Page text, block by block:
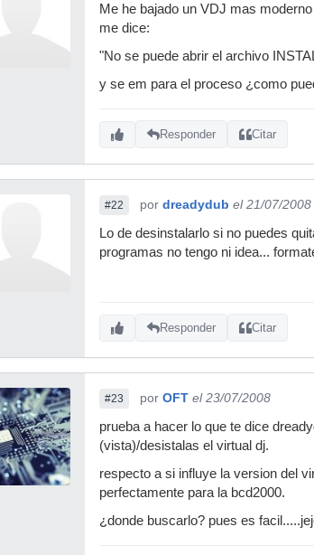
Me he bajado un VDJ mas
me dice:
"No se puede abrir el archivo
y se em para el proceso ¿como
Responder Citar
#22 por dreadydub el 21/07/2008
Lo de desinstalarlo si no puedes
programas no tengo ni idea...
Responder Citar
#23 por OFT el 23/07/2008
prueba a hacer lo que te dice
(vista)/desistalas el virtual dj.
respecto a si influye la version del
perfectamente para la bcd2000.
¿donde buscarlo? pues es